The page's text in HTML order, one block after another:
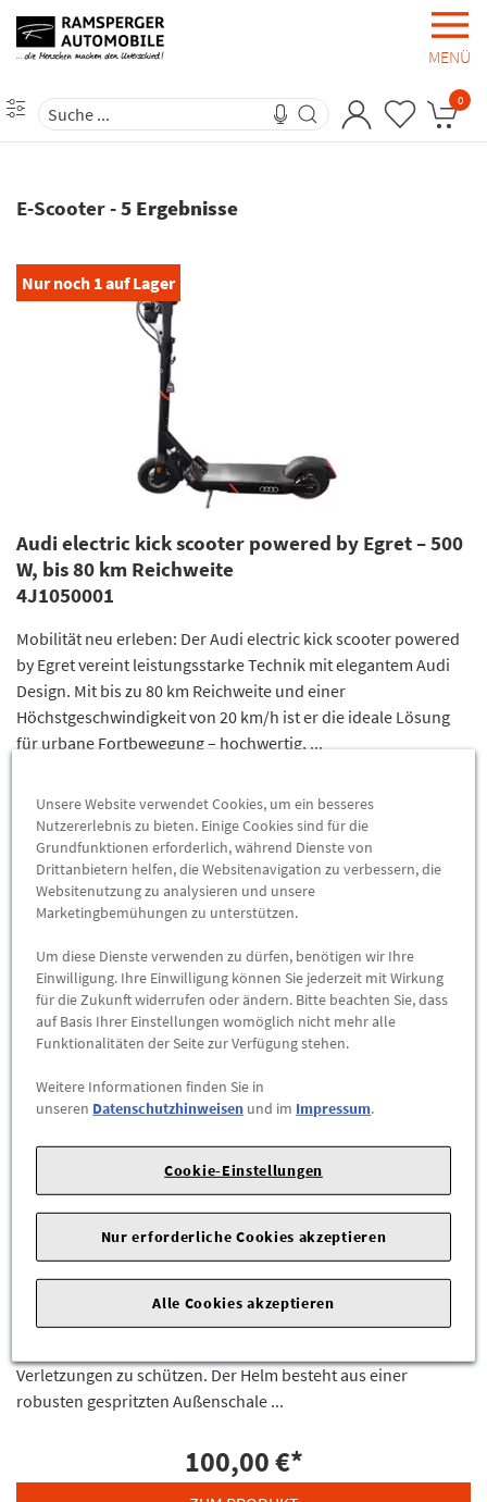
MENÜ
0
E-Scooter-5 Ergebnisse
Nur noch 1auf Lager
Audi electric kick scooter powered by Egret – 500
W, bis 80 km Reichweite
4J1050001
Mobilität neu erleben: Der Audi electric kick scooter powered
by Egret vereint leistungsstarke Technik mit elegantem Audi
Design. Mit bis zu 80 km Reichweite und einer
Höchstgeschwindigkeit von 20 km/h ist er die ideale Lösung
für urbane Fortbewegung – hochwertig, ...
980,00 €*
ZUM PRODUKT
Audi Helm für E-Scooter und Fahrrad weißes
Design, Größe L
4KE050320E
Produkteigenschaften, die dabei helfen können, den Kopf der
fahrenden Person bei der Nutzung des Audi electric kick
Verletzungen zu schützen. Der Helm besteht aus einer
robusten gespritzten Außenschale ...
100,00 €*
Unsere Website verwendet Cookies, um ein besseres
Nutzererlebnis zu bieten. Einige Cookies sind für die
Grundfunktionen erforderlich, während Dienste von
Drittanbietern helfen, die Websitenavigation zu verbessern, die
Websitenutzung zu analysieren und unsere
Marketingbemühungen zu unterstützen.
Um diese Dienste verwenden zu dürfen, benötigen wir Ihre
Einwilligung. Ihre Einwilligung können Sie jederzeit mit Wirkung
für die Zukunft widerrufen oder ändern. Bitte beachten Sie, dass
auf Basis Ihrer Einstellungen womöglich nicht mehr alle
Funktionalitäten der Seite zur Verfügung stehen.
Weitere Informationen finden Sie in
unseren Datenschutzhinweisen und im Impressum.
Cookie-Einstellungen
Nur erforderliche Cookies akzeptieren
Alle Cookies akzeptieren